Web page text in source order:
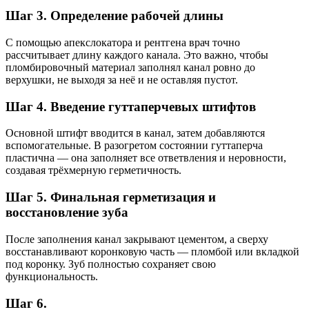
Шаг 3. Определение рабочей длины
С помощью апекслокатора и рентгена врач точно
рассчитывает длину каждого канала. Это важно, чтобы
пломбировочный материал заполнял канал ровно до
верхушки, не выходя за неё и не оставляя пустот.
Шаг 4. Введение гуттаперчевых штифтов
Основной штифт вводится в канал, затем добавляются
вспомогательные. В разогретом состоянии гуттаперча
пластична — она заполняет все ответвления и неровности,
создавая трёхмерную герметичность.
Шаг 5. Финальная герметизация и
восстановление зуба
После заполнения канал закрывают цементом, а сверху
восстанавливают коронковую часть — пломбой или вкладкой
под коронку. Зуб полностью сохраняет свою
функциональность.
Шаг 6.